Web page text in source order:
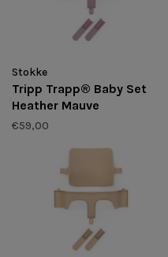
Stokke
Tripp Trapp® Baby Set
Heather Mauve
€59,00